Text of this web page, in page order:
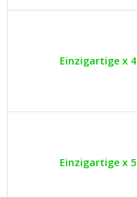
Einzigartige x 4
Einzigartige x 5